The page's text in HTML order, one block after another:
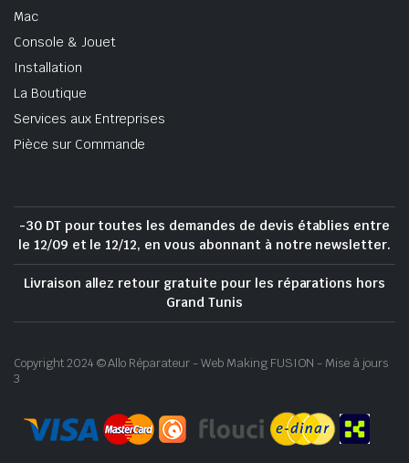
Mac
Console & Jouet
Installation
La Boutique
Services aux Entreprises
Pièce sur Commande
-30 DT pour toutes les demandes de devis établies entre
le 12/09 et le 12/12, en vous abonnant à notre newsletter.
Livraison allez retour gratuite pour les réparations hors
Grand Tunis
Copyright 2024 © Allo Réparateur - Web Making FUSION - Mise à jours
3